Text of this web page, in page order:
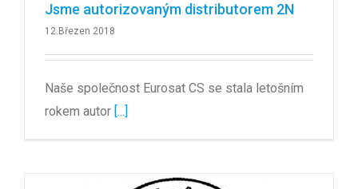
Jsme autorizovaným distributorem 2N
12.Březen 2018
Naše společnost Eurosat CS se stala letošním
rokem autor [...]